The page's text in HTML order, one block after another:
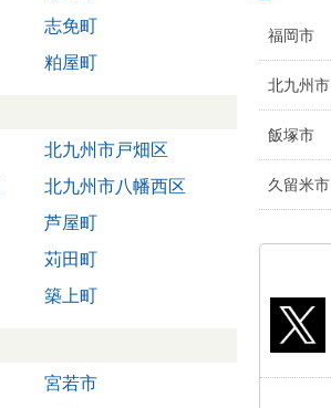
志免町
粕屋町
北九州市戸畑区
北九州市八幡西区
芦屋町
苅田町
築上町
宮若市
福岡市
北九州市
飯塚市
久留米市